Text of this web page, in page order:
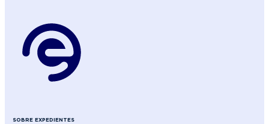
SOBRE EXPEDIENTES